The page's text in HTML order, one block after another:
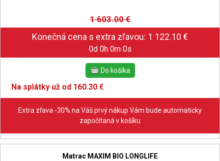
1 603.00€
0d 0h 0m 0s
Na splátky už od 160.30 €
Extra zľava -30% na Váš prvý nákup Vám bude automaticky
započítaná v košíku
Matrac MAXIM BIO LONGLIFE